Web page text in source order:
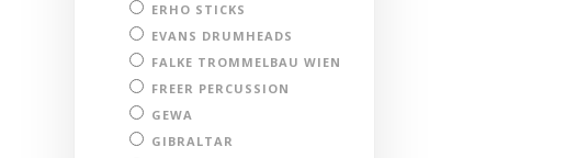
ERHO STICKS
EVANS DRUMHEADS
FALKE TROMMELBAU WIEN
FREER PERCUSSION
GEWA
GIBRALTAR